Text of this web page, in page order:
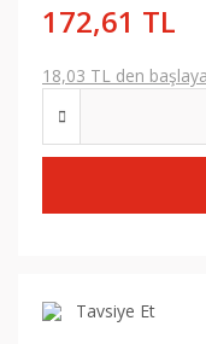
172,61 TL
18,03 TL den
Tavsiye Et